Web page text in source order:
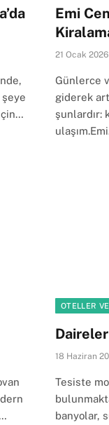
Emi
21 Ocak 2026
Günlerce
giderek
şunlardır:
OTELLER
18 Haziran
Tesiste
banyolar,